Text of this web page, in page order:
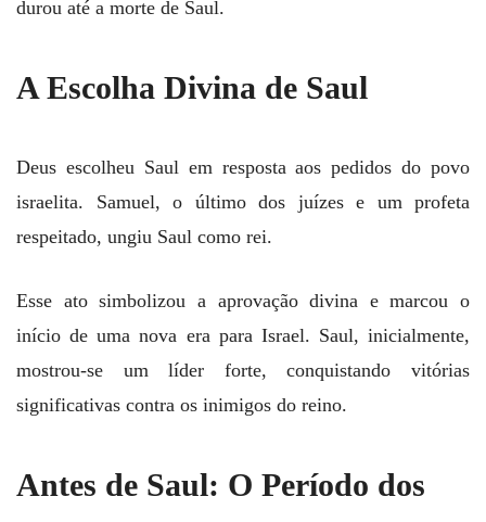
durou até a morte de Saul.
A Escolha Divina de Saul
Deus escolheu Saul em resposta aos pedidos do povo
israelita. Samuel, o último dos juízes e um profeta
respeitado, ungiu Saul como rei.
Esse ato simbolizou a aprovação divina e marcou o
início de uma nova era para Israel. Saul, inicialmente,
mostrou-se um líder forte, conquistando vitórias
significativas contra os inimigos do reino.
Antes de Saul: O Período dos